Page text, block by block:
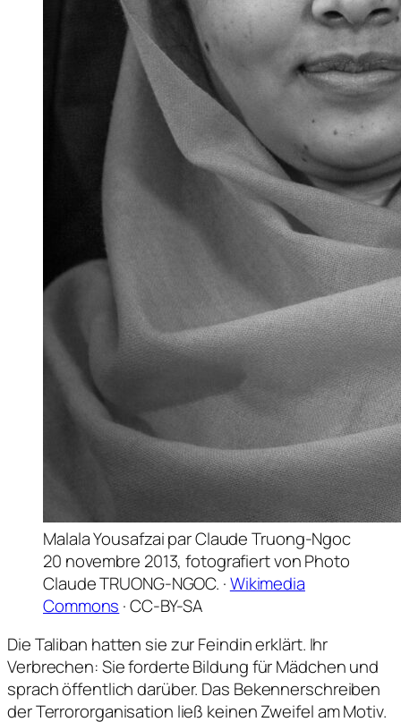
Malala Yousafzai par Claude Truong-Ngoc
20 novembre 2013, fotografiert von Photo
Claude TRUONG-NGOC. ·Wikimedia
Commons · CC-BY-SA
Die Taliban hatten sie zur Feindin erklärt. Ihr
Verbrechen: Sie forderte Bildung für Mädchen und
sprach öffentlich darüber. Das Bekennerschreiben
der Terrororganisation ließ keinen Zweifel am Motiv.